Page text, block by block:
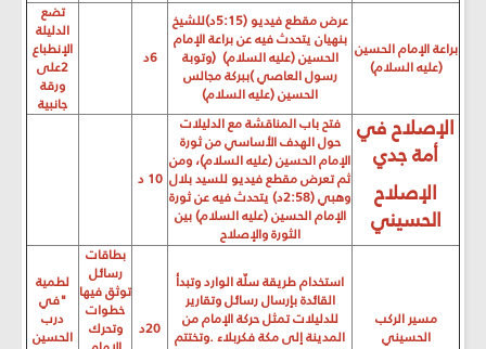
براعة الإمام الحسين
(عليه السلام)
عرض مقطع فيديو (5:15د)للشيخ
بنهيان يتحدث فيه عن براعة الإمام
الحسين (عليه السلام) (وتوبة
رسول العاصي )ببركة مجالس
الحسين (عليه السلام)
6د
تضع
الدليلة
الإنطباع
2على
ورقة
جانبية
الإصلاح في
أمة جدي
الإصلاح
الحسيني
فتح باب المناقشة مع الدليلات
حول الهدف الأساسي من ثورة
الإمام الحسين (عليه السلام)، ومن
ثم تعرض مقطع فيديو للسيد بلال
وهبي (2:58د) يتحدث فيه عن ثورة
الإمام الحسين (عليه السلام) بين
الثورة والإصلاح
10 د
مسير الركب
الحسيني
استخدام طريقة سلّة الوارد وتبدأ
القائدة بإرسال رسائل وتقارير
للدليلات تمثل حركة الإمام من
المدينة إلى مكة فكربلاء .وتختتم
20د
بطاقات
رسائل
توثق فيها
خطوات
وتحرك
لطمية
"في
درب
الحسين